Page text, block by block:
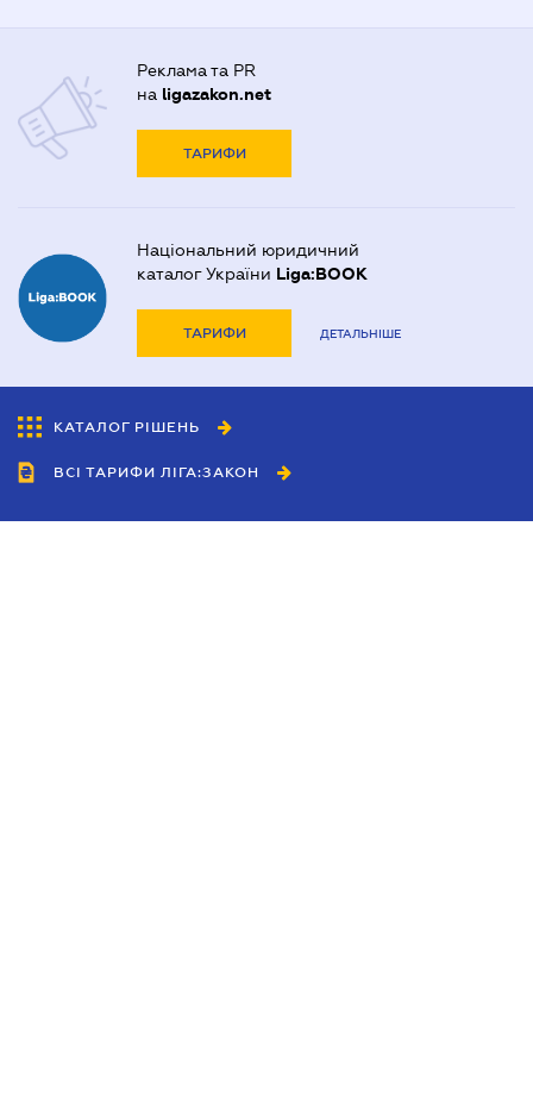
Реклама та PR
на ligazakon.net
ТАРИФИ
Національний юридичний
каталог України Liga:BOOK
ТАРИФИ ДЕТАЛЬНІШЕ
КАТАЛОГ РІШЕНЬ
ВСІ ТАРИФИ ЛІГА:ЗАКОН